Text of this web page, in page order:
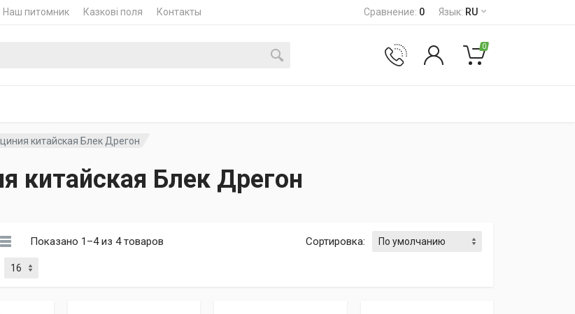
Наш питомник Казкові поля Контакты Сравнение: 0 Язык: RU
0
китайская Блек Дрегон
китайская Блек Дрегон
Показано 1–4 из 4 товаров Сортировка: